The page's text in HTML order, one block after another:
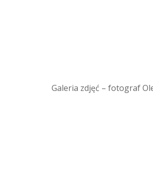
Galeria zdjęć – fotograf